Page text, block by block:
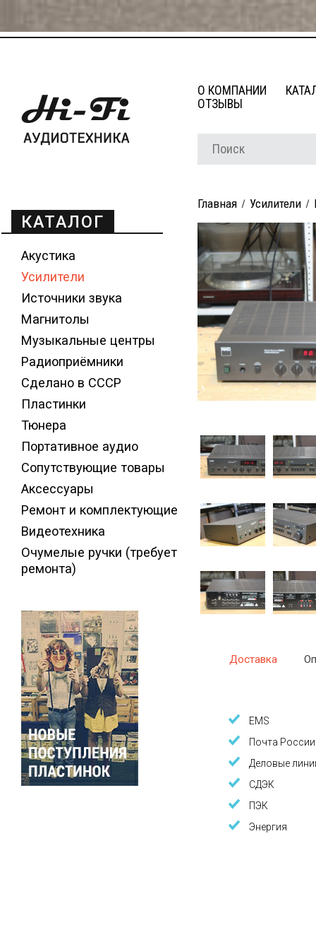
О КОМПАНИИ
ОТЗЫВЫ
КАТАЛОГ
Акустика
Усилители
Источники звука
Магнитолы
Музыкальные центры
Радиоприёмники
Сделано в СССР
Пластинки
Тюнера
Портативное аудио
Сопутствующие товары
Аксессуары
Ремонт и комплектующие
Видеотехника
Очумелые ручки (требует
ремонта)
Главная Усилители
Доставка
EMS
Почта России
Деловые
СДЭК
ПЭК
Энергия